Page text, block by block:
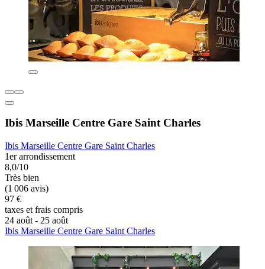
Ibis Marseille Centre Gare Saint Charles
Ibis Marseille Centre Gare Saint Charles
1er arrondissement
8,0/10
Très bien
(1 006 avis)
97 €
taxes et frais compris
24 août - 25 août
Ibis Marseille Centre Gare Saint Charles